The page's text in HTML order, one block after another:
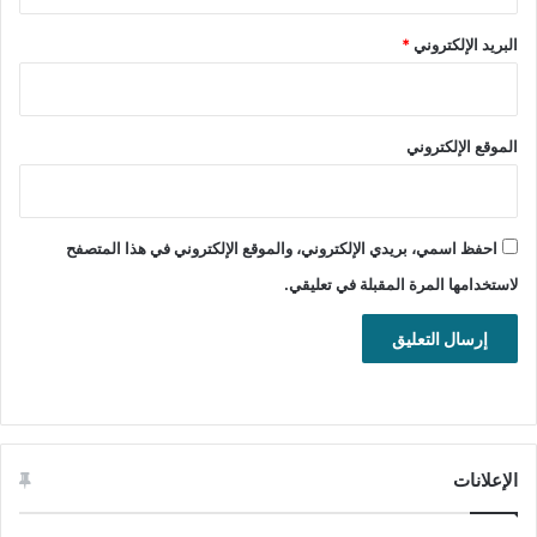
معلومات تقنية عن البرنامج:
العنوان: GiliSoft Video Editor 18.5.0
اسم الملف: video-editor.exe
حجم الملف: 207.45 ميجابايت.
اللغة: يدعم العديد من اللغات
البريد الإلكتروني*
الموقع الإلكتروني
احفظ اسمي، بريدي الإلكتروني، والموقع الإلكتروني في هذا المتصفح
لاستخدامها المرة المقبلة في تعليقي.
الإعلانات